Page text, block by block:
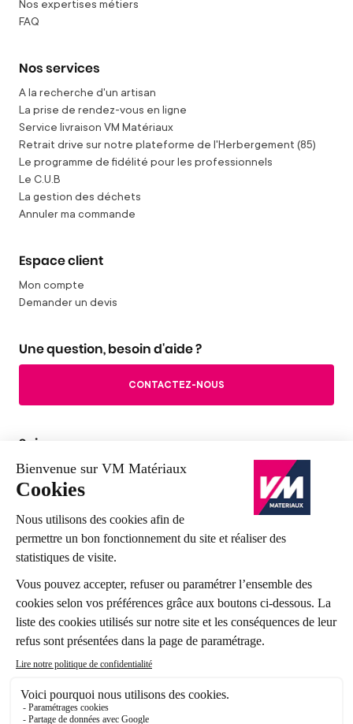
Nos expertises métiers
FAQ
Nos services
A la recherche d'un artisan
La prise de rendez-vous en ligne
Service livraison VM Matériaux
Retrait drive sur notre plateforme de l'Herbergement (85)
Le programme de fidélité pour les professionnels
Le C.U.B
La gestion des déchets
Annuler ma commande
Espace client
Mon compte
Demander un devis
Une question, besoin d'aide ?
CONTACTEZ-NOUS
Suivez-nous